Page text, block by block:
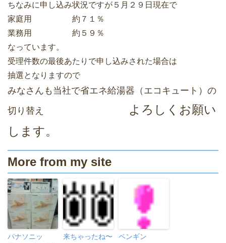
ちなみに申し込み状況ですが５月２９日現在で
家庭用 約７１％
業務用 約５９％
なっています。
受理件数の最後あたりで申し込みされた場合は
抽選となりますので
みなさんも当社で省エネ給湯器（エコキュート）の
切り替え
よろしくお願い
します。
More from my site
パナソニッ
来ちゃったね〜
ペンギン